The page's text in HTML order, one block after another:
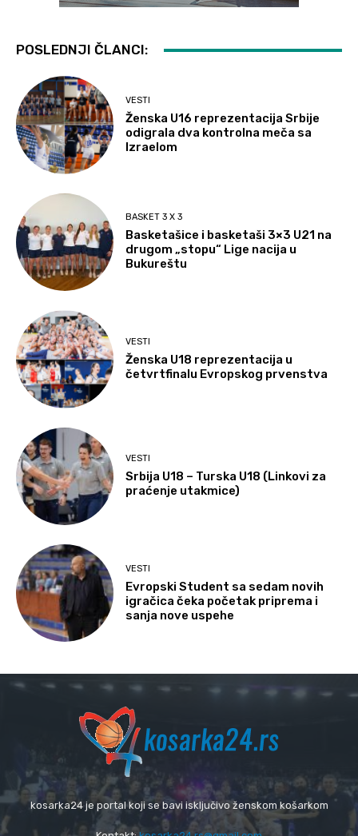
POSLEDNJI ČLANCI:
VESTI
Ženska U16 reprezentacija Srbije
odigrala dva kontrolna meča sa
Izraelom
BASKET 3 X 3
Basketašice i basketaši 3×3 U21 na
drugom „stopu“ Lige nacija u
Bukureštu
VESTI
Ženska U18 reprezentacija u
četvrtfinalu Evropskog prvenstva
VESTI
Srbija U18 – Turska U18 (Linkovi za
praćenje utakmice)
VESTI
Evropski Student sa sedam novih
igračica čeka početak priprema i
sanja nove uspehe
kosarka24 je portal koji se bavi isključivo ženskom košarkom